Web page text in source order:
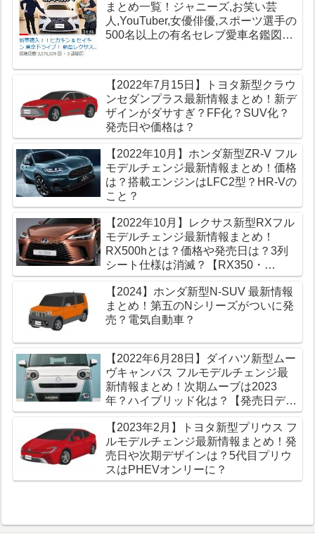
まとめ一覧！ジャニーズ,お笑い芸
人,YouTuber,女優俳優,スポーツ選手の
500名以上の有名セレブ愛車名鑑図鑑
【2022年7月15日】トヨタ新型クラウ
ンセダンプラス最新情報まとめ！新デ
ザインがダサすぎ？FF化？SUV化？
発売日や価格は？
【2022年10月】ホンダ新型ZR-V フル
モデルチェンジ最新情報まとめ！価格
は？搭載エンジンはLFC2型？HR-Vの
こと？
【2022年10月】レクサス新型RXフル
モデルチェンジ最新情報まとめ！
RX500hとは？価格や発売日は？3列
シート仕様は消滅？【RX350・
RX450h】
【2024】ホンダ新型N-SUV 最新情報
まとめ！第五のNシリーズがついに発
売？電気自動車？
【2022年6月28日】ダイハツ新型ムー
ヴキャンバス フルモデルチェンジ最
新情報まとめ！次期ムーブは2023
年？ハイブリッド化は？【発売日デザ
イン】
【2023年2月】トヨタ新型プリウス フ
ルモデルチェンジ最新情報まとめ！発
売日や次期デザインは？5代目プリウ
スはPHEVオンリーに？